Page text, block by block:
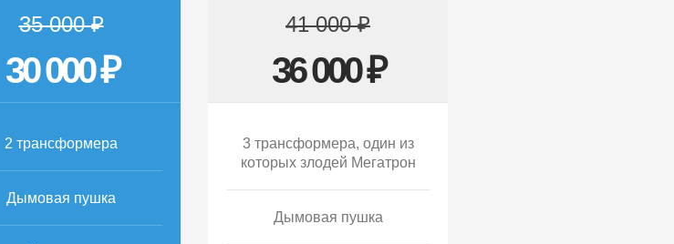
35 000 ₽
30 000 ₽
2 трансформера
Дымовая пушка
41 000 ₽
36 000 ₽
3 трансформера, один из
которых злодей Мегатрон
Дымовая пушка